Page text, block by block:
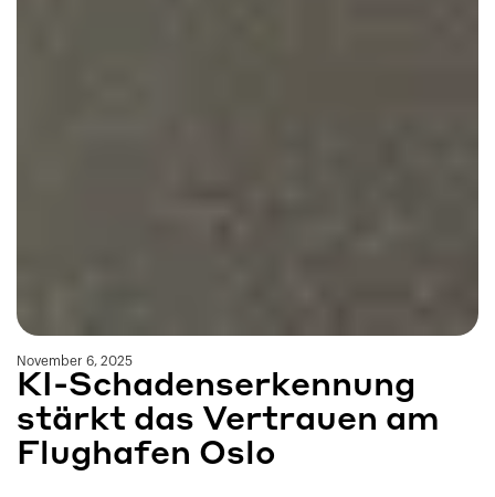
November 6, 2025
KI-Schadenserkennung
stärkt das Vertrauen am
Flughafen Oslo